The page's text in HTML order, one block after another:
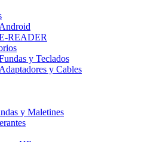
Android
READER
y Teclados
Adaptadores y Cables
y Maletines